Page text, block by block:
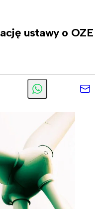
ustawy o OZE